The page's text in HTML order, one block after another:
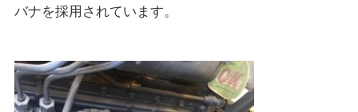
バナを採用されています。